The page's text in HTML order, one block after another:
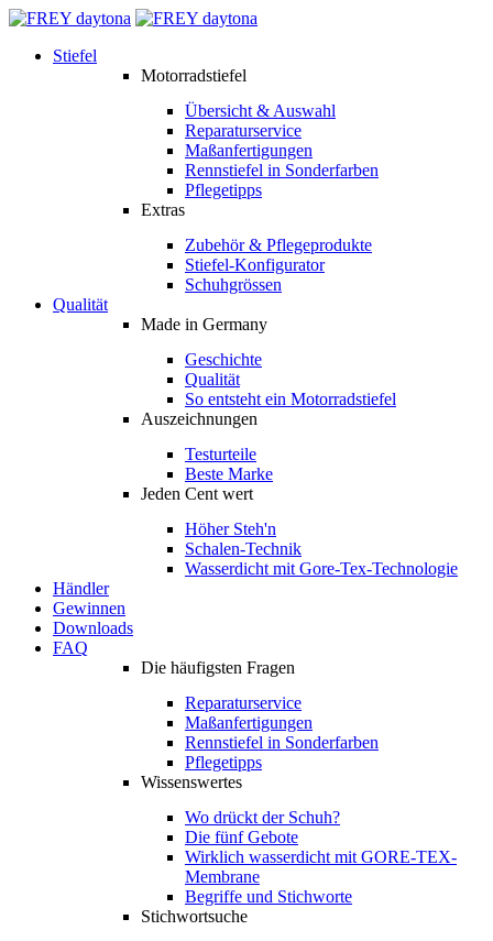
Stiefel
Motorradstiefel
Übersicht & Auswahl
Reparaturservice
Maßanfertigungen
Rennstiefel in Sonderfarben
Pflegetipps
Extras
Zubehör & Pflegeprodukte
Stiefel-Konfigurator
Schuhgrössen
Qualität
Made in Germany
Geschichte
Qualität
So entsteht ein Motorradstiefel
Auszeichnungen
Testurteile
Beste Marke
Jeden Cent wert
Höher Steh'n
Schalen-Technik
Wasserdicht mit Gore-Tex-Technologie
Händler
Gewinnen
Downloads
FAQ
Die häufigsten Fragen
Reparaturservice
Maßanfertigungen
Rennstiefel in Sonderfarben
Pflegetipps
Wissenswertes
Wo drückt der Schuh?
Die fünf Gebote
Wirklich wasserdicht mit GORE-TEX-
Membrane
Begriffe und Stichworte
Stichwortsuche